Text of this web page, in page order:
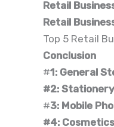
Retail Business
Retail
Top 5 Retail
Conclusion
#1: General
#2: Stationery
#3: Mobile
#4: Cosmetics